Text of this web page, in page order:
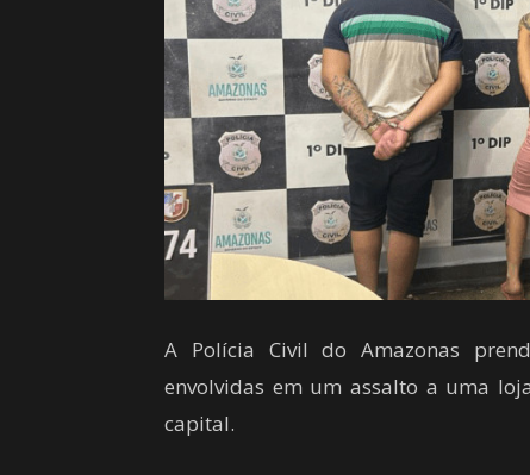
A Polícia Civil do Amazonas
envolvidas em um assalto a uma
capital.